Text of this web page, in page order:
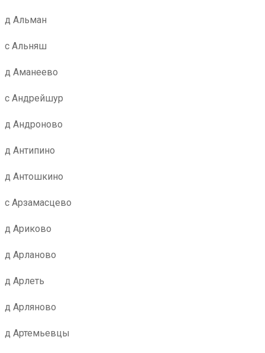
д Альман
с Альняш
д Аманеево
с Андрейшур
д Андроново
д Антипино
д Антошкино
с Арзамасцево
д Ариково
д Арланово
д Арлеть
д Арляново
д Артемьевцы